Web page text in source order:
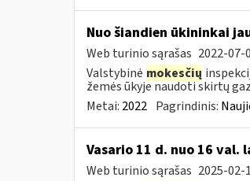
Nuo šiandien ūkininkai
Web turinio sąrašas 2022-07-
Valstybinė mokesčių
žemės ūkyje naudoti skirtų
Metai: 2022 Pagrindinis:
Vasario 11 d. nuo 16 val.
Web turinio sąrašas 2025-02-